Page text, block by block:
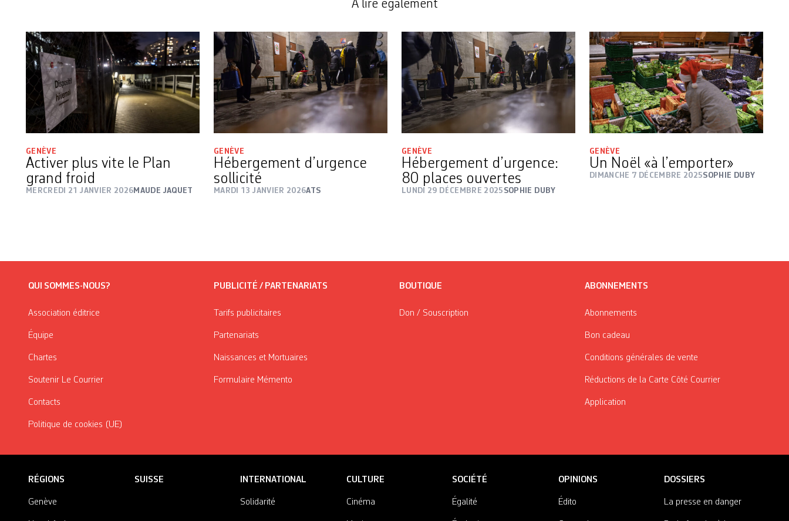
A lire également
GENÈVE
Activer plus vite le Plan
grand froid
MERCREDI 21 JANVIER 2026 MAUDE JAQUET
GENÈVE
Hébergement d’urgence
sollicité
MARDI 13 JANVIER 2026ATS
GENÈVE
Hébergement d’urgence:
80 places ouvertes
LUNDI 29 DÉCEMBRE 2025 SOPHIE DUBY
GENÈVE
Un Noël «à l’emporter»
DIMANCHE 7 DÉCEMBRE 2025SOPHIE DUBY
QUI SOMMES-NOUS?
Association éditrice
Équipe
Chartes
Soutenir Le Courrier
Contacts
Politique de cookies (UE)
PUBLICITÉ / PARTENARIATS
Tarifs publicitaires
Partenariats
Naissances et Mortuaires
Formulaire Mémento
BOUTIQUE
Don / Souscription
ABONNEMENTS
Abonnements
Bon cadeau
Conditions générales de vente
Réductions de la Carte Côté Courrier
Application
RÉGIONS
Genève
SUISSE INTERNATIONAL
Solidarité
CULTURE
Cinéma
SOCIÉTÉ
Égalité
OPINIONS
Édito
DOSSIERS
La presse en danger